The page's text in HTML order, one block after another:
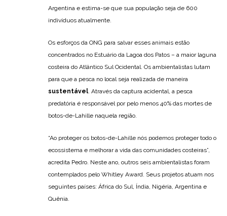
Argentina e estima-se que sua população seja de 600
indivíduos atualmente.
Os esforços da ONG para salvar esses animais estão
concentrados no Estuário da Lagoa dos Patos – a maior laguna
costeira do Atlântico Sul Ocidental. Os ambientalistas lutam
para que a pesca no local seja realizada de maneira
sustentável. Através da captura acidental, a pesca
predatória é responsável por pelo menos 40% das mortes de
botos-de-Lahille naquela região.
“Ao proteger os botos-de-Lahille nós podemos proteger todo o
ecossistema e melhorar a vida das comunidades costeiras”,
acredita Pedro. Neste ano, outros seis ambientalistas foram
contemplados pelo Whitley Award. Seus projetos atuam nos
seguintes países: África do Sul, Índia, Nigéria, Argentina e
Quênia.